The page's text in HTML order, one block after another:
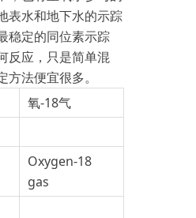
表水和地下水的示踪
稳定的同位素示踪
反应，只是简单混
法便宜很多。
氧-18气
Oxygen-18
gas